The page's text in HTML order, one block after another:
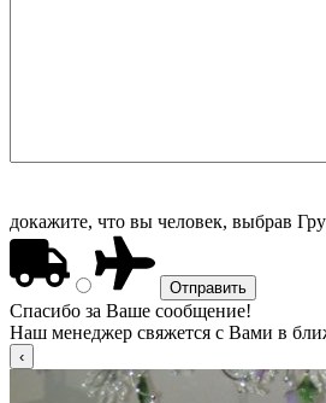
докажите, что вы человек, выбрав
Спасибо за Ваше сообщение!
Наш менеджер свяжется с Вами в